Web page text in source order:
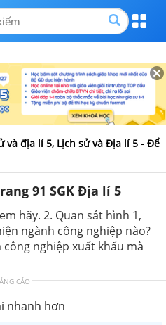
và địa lí 5, Lịch sử và Địa lí 5 - Để
91 SGK Địa lí 5
hãy. 2. Quan sát hình 1,
ngành công nghiệp nào?
nghiệp xuất khẩu mà
CÁO
nhanh hơn